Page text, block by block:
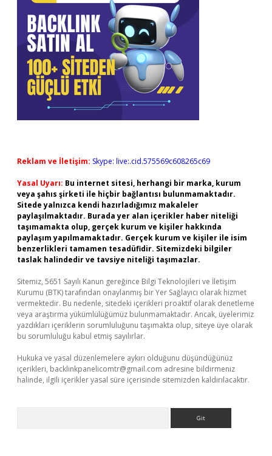
Reklam ve İletişim: Skype: live:.cid.575569c608265c69
Yasal Uyarı: Bu internet sitesi, herhangi bir marka, kurum
veya şahıs şirketi ile hiçbir bağlantısı bulunmamaktadır.
Sitede yalnızca kendi hazırladığımız makaleler
paylaşılmaktadır. Burada yer alan içerikler haber niteliği
taşımamakta olup, gerçek kurum ve kişiler hakkında
paylaşım yapılmamaktadır. Gerçek kurum ve kişiler ile isim
benzerlikleri tamamen tesadüfidir. Sitemizdeki bilgiler
taslak halindedir ve tavsiye niteliği taşımazlar.
Sitemiz, 5651 Sayılı Kanun gereğince Bilgi Teknolojileri ve İletişim
Kurumu (BTK) tarafından onaylanmış bir Yer Sağlayıcı olarak hizmet
vermektedir. Bu nedenle, sitedeki içerikleri proaktif olarak denetleme
veya araştırma yükümlülüğümüz bulunmamaktadır. Ancak, üyelerimiz
yazdıkları içeriklerin sorumluluğunu taşımakta olup, siteye üye olarak
bu sorumluluğu kabul etmiş sayılırlar.
Hukuka ve yasal düzenlemelere aykırı olduğunu düşündüğünüz
içerikleri, backlinkpanelicomtr@gmail.com adresine bildirmeniz
halinde, ilgili içerikler yasal süre içerisinde sitemizden kaldırılacaktır.